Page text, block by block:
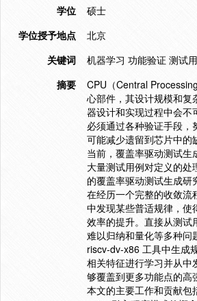
学位
硕士
学位授予地点
北京
关键词
机器学习 功能验证 测试
摘要
CPU（Central
心部件，其设计规模和复
器设计和实现过程中会不
必须通过各种验证手段
可能减少遗留到芯片中的
当前，覆盖率驱动测试
大量测试用例对定义的
的覆盖率驱动测试生成
在经历一个完整的收敛流
中发现某些普适规律，使
效率的提升。直接从测试
难以归纳和量化等多种问
riscv-dv-x86 工具中生成
相关特征进行学习并从中
够覆盖到更多功能点的高
本文的主要工作和贡献包